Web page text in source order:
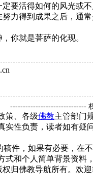
要活得如何的风光或不
得到成果之后，通
你就是菩萨的化现。
------------------------------
策、各级佛教主管部门
性负责，读者如有
件，如果有必要，
和个人简单背景资料
归佛教导航所有。欢